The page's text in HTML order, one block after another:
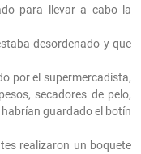
para llevar a cabo la
desordenado y que
por el supermercadista,
secadores de pelo,
guardado el botín
realizaron un boquete